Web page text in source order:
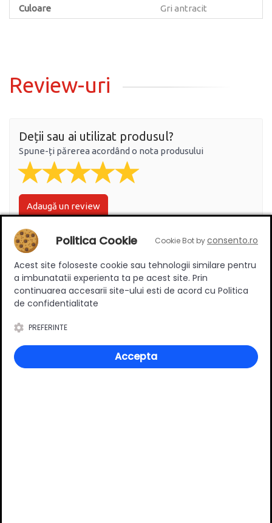
Culoare
Gri antracit
Review-uri
Deții sau ai utilizat produsul?
Spune-ți părerea acordând o nota produsului
Adaugă un review
Ratingul general al produsului
Întrebări și răspunsuri
Politica Cookie Cookie Bot byconsento.ro
Acest site foloseste cookie sau tehnologii similare pentru
a imbunatatii experienta ta pe acest site. Prin
continuarea accesarii site-ului esti de acord cu Politica
de confidentialitate
PREFERINTE
Accepta